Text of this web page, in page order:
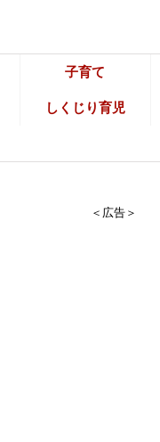
子育て
しくじり育児
＜広告＞